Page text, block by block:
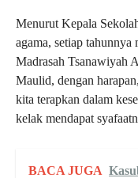
Menurut Kepala
agama, setiap tahunnya
Madrasah Tsanawiyah
Maulid, dengan
kita terapkan dalam
kelak mendapat
BACA JUGA